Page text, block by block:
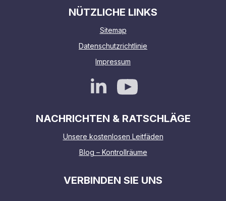
NÜTZLICHE LINKS
Sitemap
Datenschutzrichtlinie
Impressum
NACHRICHTEN & RATSCHLÄGE
Unsere kostenlosen Leitfäden
Blog – Kontrollräume
VERBINDEN SIE UNS